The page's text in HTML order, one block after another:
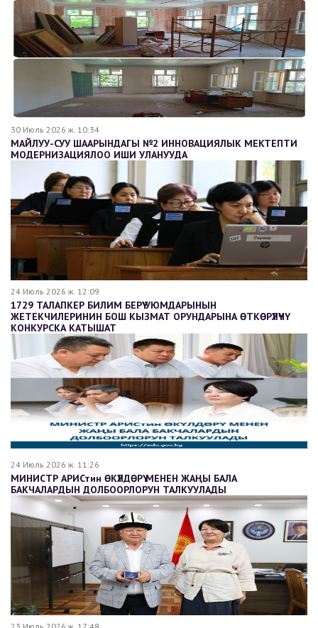
30 Июль 2026 ж. 10:34
МАЙЛУУ-СУУ ШААРЫНДАГЫ №2 ИННОВАЦИЯЛЫК МЕКТЕПТИ
МОДЕРНИЗАЦИЯЛОО ИШИ УЛАНУУДА
24 Июль 2026 ж. 12:09
1729 ТАЛАПКЕР БИЛИМ БЕРҮҮ УЮМДАРЫНЫН
ЖЕТЕКЧИЛЕРИНИН БОШ КЫЗМАТ ОРУНДАРЫНА ӨТКӨРҮЛҮҮЧҮ
КОНКУРСКА КАТЫШАТ
24 Июль 2026 ж. 11:26
МИНИСТР АРИСтин ӨКҮЛДӨРҮ МЕНЕН ЖАҢЫ БАЛА
БАКЧАЛАРДЫН ДОЛБООРЛОРУН ТАЛКУУЛАДЫ